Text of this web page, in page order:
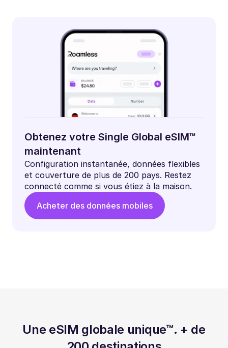
Obtenez votre Single Global eSIM™
maintenant
Configuration instantanée, données flexibles
et couverture de plus de 200 pays. Restez
connecté comme si vous étiez à la maison.
Acheter des données mobiles
Une eSIM globale unique™. + de